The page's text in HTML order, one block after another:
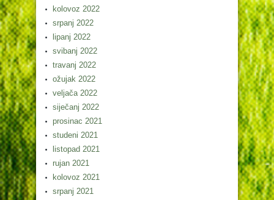
kolovoz 2022
srpanj 2022
lipanj 2022
svibanj 2022
travanj 2022
ožujak 2022
veljača 2022
siječanj 2022
prosinac 2021
studeni 2021
listopad 2021
rujan 2021
kolovoz 2021
srpanj 2021